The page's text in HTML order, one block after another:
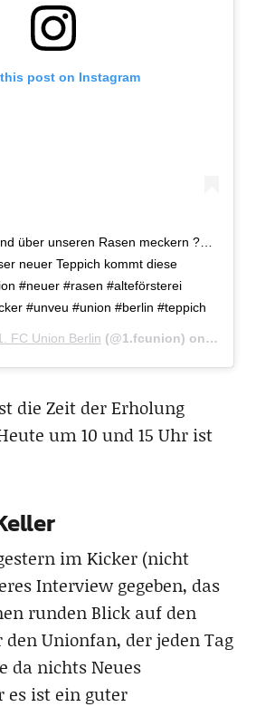
post on Instagram
über unseren Rasen meckern ?…
neuer Teppich kommt diese
#neuer #rasen #alteförsterei
#unveu #union #berlin #teppich
FC Union Berlin (@1.fcunion) on Mar
die Zeit der Erholung
um 10 und 15 Uhr ist
im Kicker (nicht
Interview gegeben, das
runden Blick auf den
Unionfan, der jeden Tag
da nichts Neues
es ist ein guter